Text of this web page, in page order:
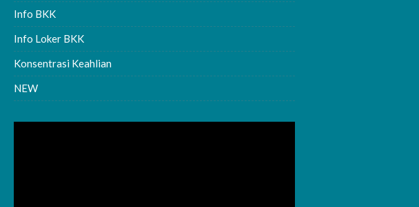
Info BKK
Info Loker BKK
Konsentrasi Keahlian
NEW